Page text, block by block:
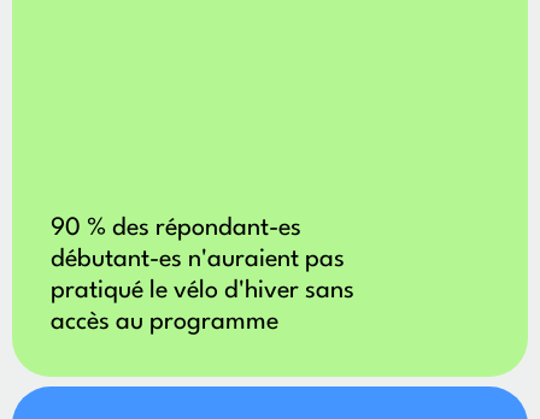
90 % des répondant-es
débutant-es n'auraient pas
pratiqué le vélo d'hiver sans
accès au programme